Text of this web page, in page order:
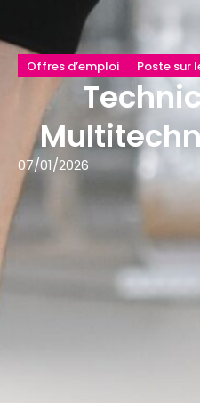
Offres d’emploi Poste sur
07/01/2026